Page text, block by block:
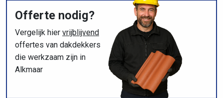
Offerte nodig?
Vergelijk hier vrijblijvend
offertes van dakdekkers
die werkzaam zijn in
Alkmaar